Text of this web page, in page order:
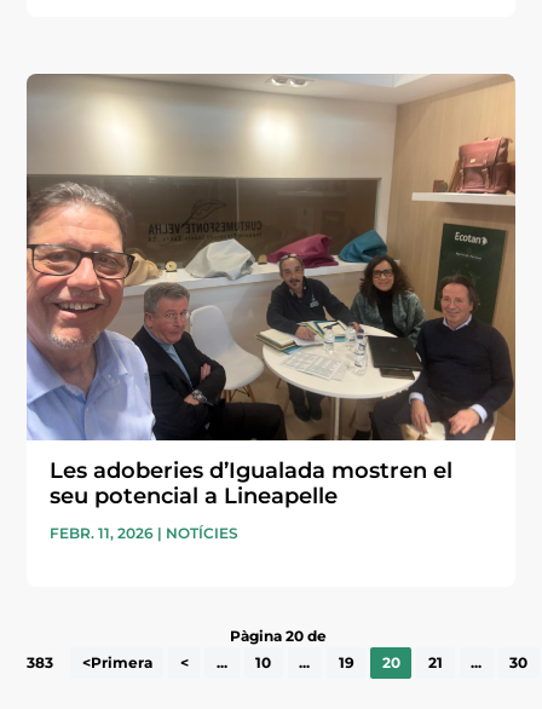
Les adoberies d’Igualada mostren el
seu potencial a Lineapelle
FEBR. 11, 2026 | NOTÍCIES
Pàgina 20 de
383
<Primera < ... 10 ... 19 20 21 ... 30